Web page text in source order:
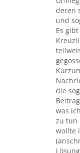
deren
und
Es
die
was
zu tun
wollte